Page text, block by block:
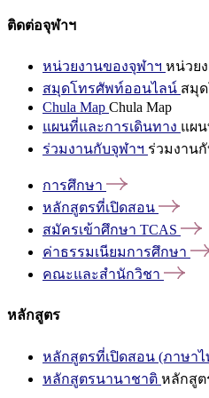
ติดต่อจุฬาฯ
หน่วยงานของจุฬาฯ หน่วย
สมุดโทรศัพท์ออนไลน์ สมุ
Chula Map Chula Map
แผนที่และการเดินทาง แผ
ร่วมงานกับจุฬาฯ ร่วมงาน
การศึกษา
หลักสูตรที่เปิดสอน
สมัครเข้าศึกษา TCAS
ค่าธรรมเนียมการศึกษา
คณะและสำนักวิชา
หลักสูตร
หลักสูตรที่เปิดสอน (ภาษาไ
หลักสูตรนานาชาติ หลักสูต